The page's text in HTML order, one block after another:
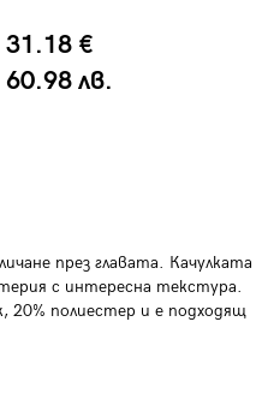
31.18 €
60.98 лв.
през главата. Качулката
с интересна текстура.
20% полиестер и е подходящ